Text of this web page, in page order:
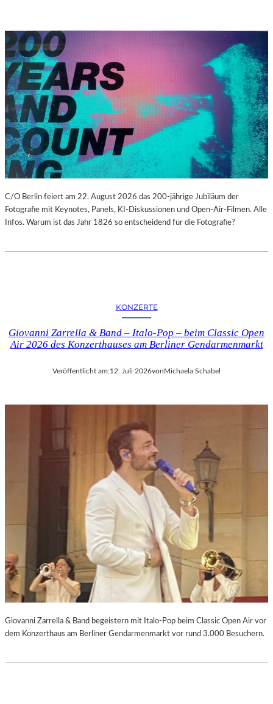
C/O Berlin feiert am 22. August 2026 das 200-jährige Jubiläum der
Fotografie mit Keynotes, Panels, KI-Diskussionen und Open-Air-Filmen. Alle
Infos. Warum ist das Jahr 1826 so entscheidend für die Fotografie?
KONZERTE
Giovanni Zarrella & Band – Italo-Pop – beim Classic Open
Air 2026 des Konzerthauses am Berliner Gendarmenmarkt
Veröffentlicht am:12. Juli 2026von Michaela Schabel
Giovanni Zarrella & Band begeistern mit Italo-Pop beim Classic Open Air vor
dem Konzerthaus am Berliner Gendarmenmarkt vor rund 3.000 Besuchern.